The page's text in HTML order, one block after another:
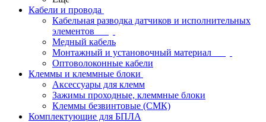
Кабели и провода
Кабельная разводка датчиков и исполнительных
элементов
Медный кабель
Монтажный и установочный материал
Оптоволоконные кабели
Клеммы и клеммные блоки
Аксессуары для клемм
Зажимы проходные, клеммные блоки
Клеммы безвинтовые (СМК)
Комплектующие для БПЛА